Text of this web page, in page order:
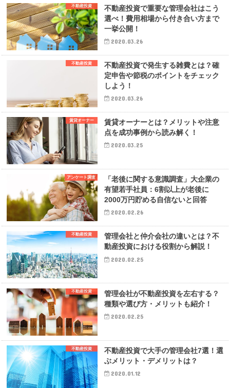
不動産投資
不動産投資で重要な管理会社はこう
選べ！費用相場から付き合い方まで
一挙公開！
2020.03.26
不動産投資
不動産投資で発生する雑費とは？確
定申告や節税のポイントをチェック
しよう！
2020.03.26
賃貸オーナー
賃貸オーナーとは？メリットや注意
点を成功事例から読み解く！
2020.03.25
アンケート調査
「老後に関する意識調査」大企業の
有望若手社員：6割以上が老後に
2000万円貯める自信ないと回答
2020.02.26
不動産投資
管理会社と仲介会社の違いとは？不
動産投資における役割から解説！
2020.02.25
不動産投資
管理会社が不動産投資を左右する？
種類や選び方・メリットも紹介！
2020.02.25
不動産投資
不動産投資で大手の管理会社7選！選
ぶメリット・デメリットは？
2020.01.12